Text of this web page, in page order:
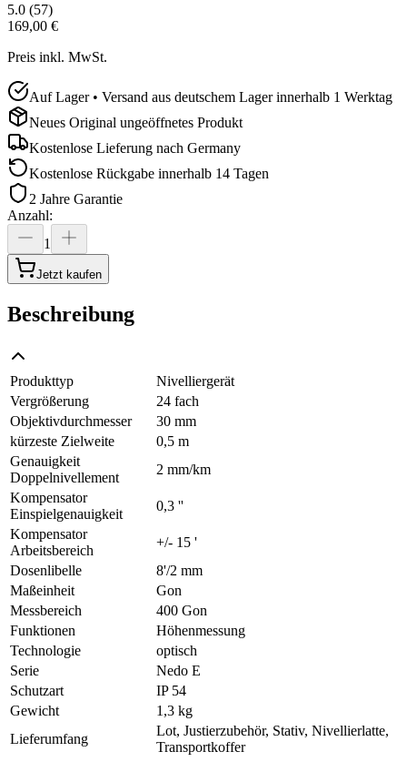
5.0 (57)
169,00 €
Preis inkl. MwSt.
Auf Lager • Versand aus deutschem Lager innerhalb 1 Werktag
Neues Original ungeöffnetes Produkt
Kostenlose Lieferung nach Germany
Kostenlose Rückgabe innerhalb 14 Tagen
2 Jahre Garantie
Anzahl:
1
Jetzt kaufen
Beschreibung
Produkttyp
Nivelliergerät
Vergrößerung
24 fach
Objektivdurchmesser
30 mm
kürzeste Zielweite
0,5 m
Genauigkeit
Doppelnivellement
2 mm/km
Kompensator
Einspielgenauigkeit
0,3 ''
Kompensator
Arbeitsbereich
+/- 15 '
Dosenlibelle
8'/2 mm
Maßeinheit
Gon
Messbereich
400 Gon
Funktionen
Höhenmessung
Technologie
optisch
Serie
Nedo E
Schutzart
IP 54
Gewicht
1,3 kg
Lieferumfang
Lot, Justierzubehör, Stativ, Nivellierlatte,
Transportkoffer